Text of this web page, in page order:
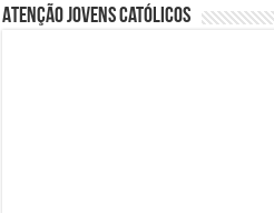
Atenção Jovens Católicos